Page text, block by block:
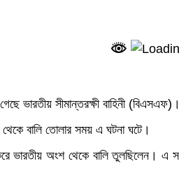
ভারতীয় সীমান্তরক্ষী বাহিনী
বালি তোলার সময় এ ঘটনা ঘটে।
ভারতীয় অংশ থেকে বালি তুলছিলেন। এ